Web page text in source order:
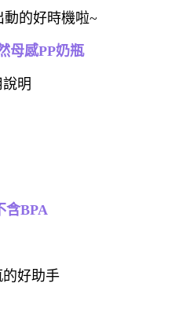
動的好時機啦~
母感PP奶瓶
明
含BPA
好助手